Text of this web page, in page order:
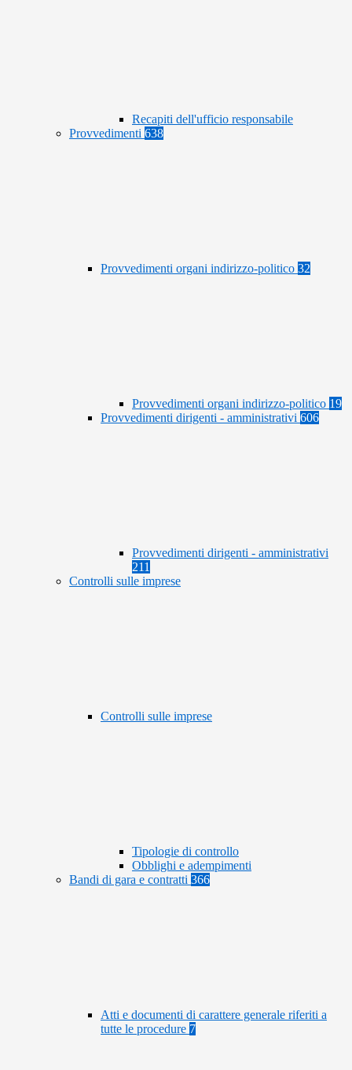
Recapiti dell'ufficio responsabile
Provvedimenti 638
Provvedimenti organi indirizzo-politico 32
Provvedimenti organi indirizzo-politico 19
Provvedimenti dirigenti - amministrativi 606
Provvedimenti dirigenti - amministrativi
211
Controlli sulle imprese
Controlli sulle imprese
Tipologie di controllo
Obblighi e adempimenti
Bandi di gara e contratti 366
Atti e documenti di carattere generale riferiti a
tutte le procedure 7